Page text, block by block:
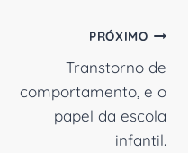
PRÓXIMO
Transtorno de
comportamento, e o
papel da escola
infantil.